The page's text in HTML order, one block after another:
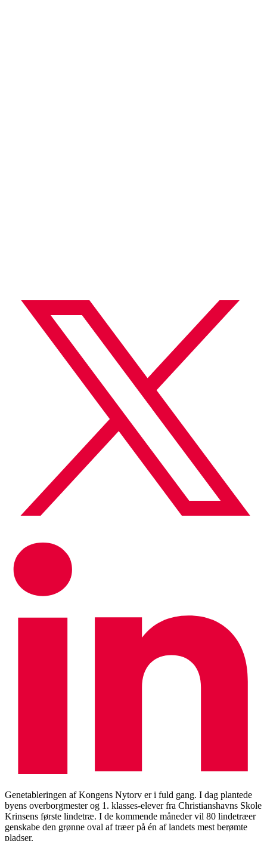
Genetableringen af Kongens Nytorv er i fuld gang. I dag plantede
byens overborgmester og 1. klasses-elever fra Christianshavns Skole
Krinsens første lindetræ. I de kommende måneder vil 80 lindetræer
genskabe den grønne oval af træer på én af landets mest berømte
pladser.